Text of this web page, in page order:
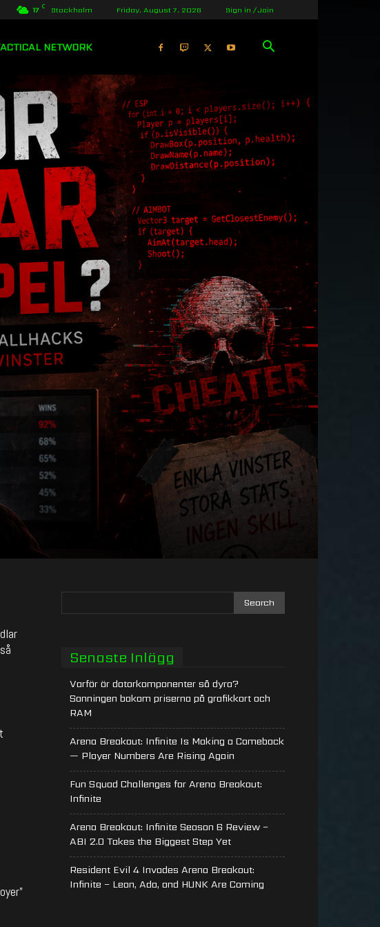
17 C Stockholm Friday, August 7, 2026 Sign in / Join
NETWORK
så
Senaste Inlägg
Varför är datorkomponenter så dyra?
Sanningen bakom priserna på grafikkort och
RAM
Arena Breakout: Infinite Is Making a Comeback
— Player Numbers Are Rising Again
Fun Squad Challenges for Arena Breakout:
Infinite
Arena Breakout: Infinite Season 6 Review –
ABI 2.0 Takes the Biggest Step Yet
Resident Evil 4 Invades Arena Breakout:
Infinite – Leon, Ada, and HUNK Are Coming